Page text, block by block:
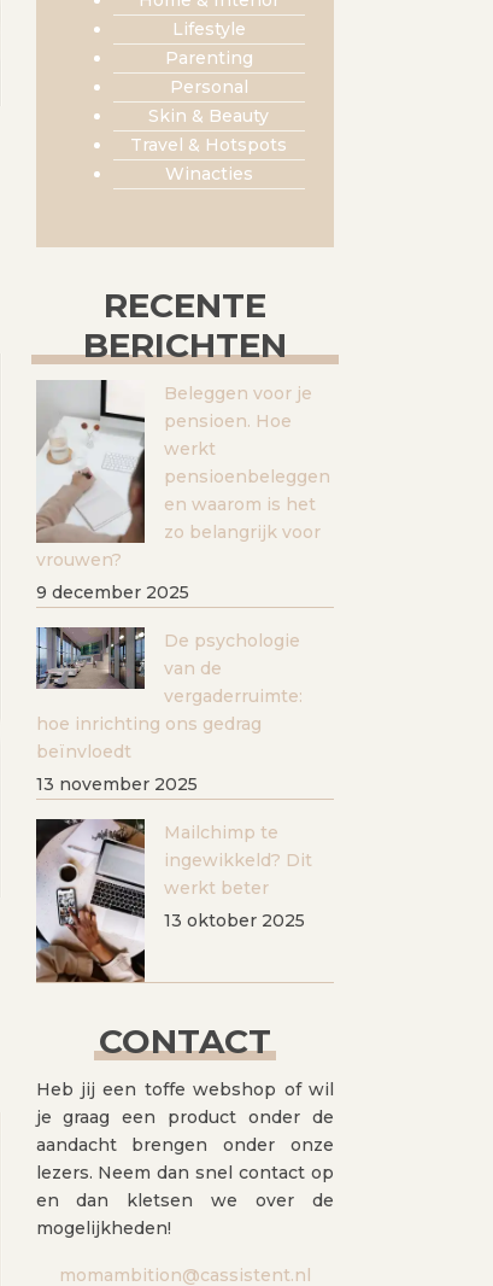
Lifestyle
Parenting
Personal
Skin & Beauty
Travel & Hotspots
Winacties
RECENTE
BERICHTEN
Beleggen voor je
pensioen. Hoe
werkt
pensioenbeleggen
en waarom is het
zo belangrijk voor
vrouwen?
9 december 2025
De psychologie
van de
vergaderruimte:
hoe inrichting ons gedrag
beïnvloedt
13 november 2025
Mailchimp te
ingewikkeld? Dit
werkt beter
13 oktober 2025
CONTACT
Heb jij een toffe webshop of wil
je graag een product onder de
aandacht brengen onder onze
lezers. Neem dan snel contact op
en dan kletsen we over de
mogelijkheden!
momambition@cassistent.nl